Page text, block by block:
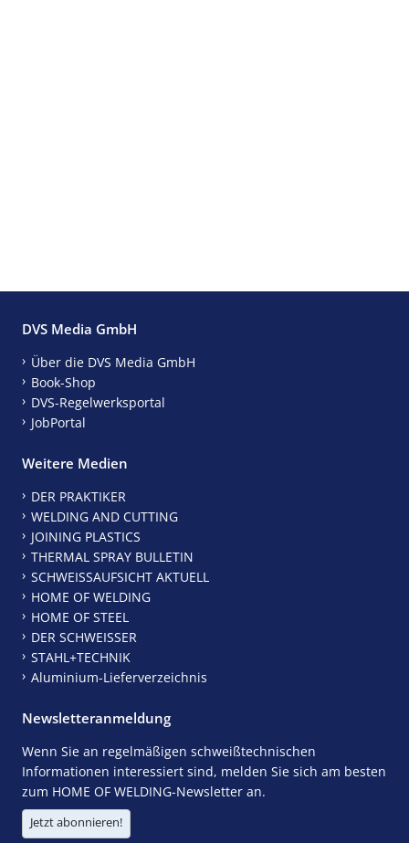
DVS Media GmbH
Über die DVS Media GmbH
Book-Shop
DVS-Regelwerksportal
JobPortal
Weitere Medien
DER PRAKTIKER
WELDING AND CUTTING
JOINING PLASTICS
THERMAL SPRAY BULLETIN
SCHWEISSAUFSICHT AKTUELL
HOME OF WELDING
HOME OF STEEL
DER SCHWEISSER
STAHL+TECHNIK
Aluminium-Lieferverzeichnis
Newsletteranmeldung
Wenn Sie an regelmäßigen schweißtechnischen
Informationen interessiert sind, melden Sie sich am besten
zum HOME OF WELDING-Newsletter an.
Jetzt abonnieren!